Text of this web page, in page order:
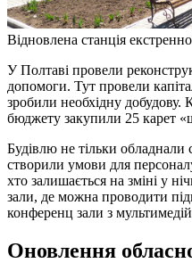
Відновлена станція
У Полтаві провели
допомоги. Тут провели
зробили необхідну добудову.
бюджету закупили 25 карет
Будівлю не тільки
створили умови для
хто залишається на зміні у
зали, де можна проводити
конференц зали з
Оновлення